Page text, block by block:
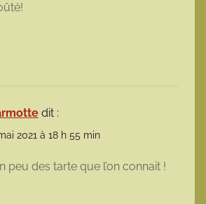
dit :
2021 à 18 h 55 min
peu des tarte que l’on connait !